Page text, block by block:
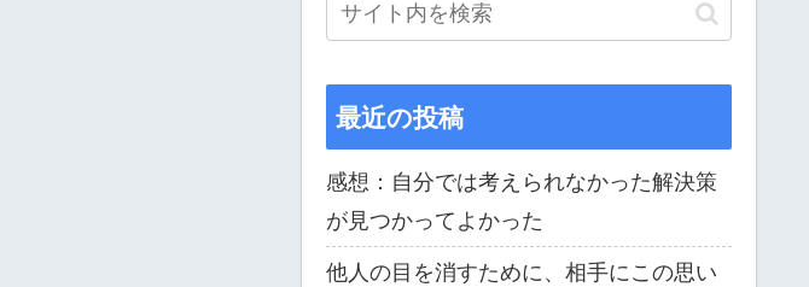
最近の投稿
感想：自分では考えられなかった解決策
が見つかってよかった
他人の目を消すために、相手にこの思い